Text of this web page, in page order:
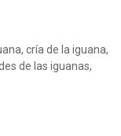
cría de la iguana,
de las iguanas,